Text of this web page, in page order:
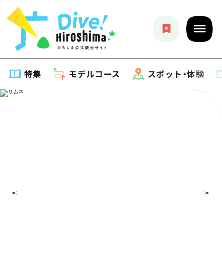
特集 モデルコース スポット・体験